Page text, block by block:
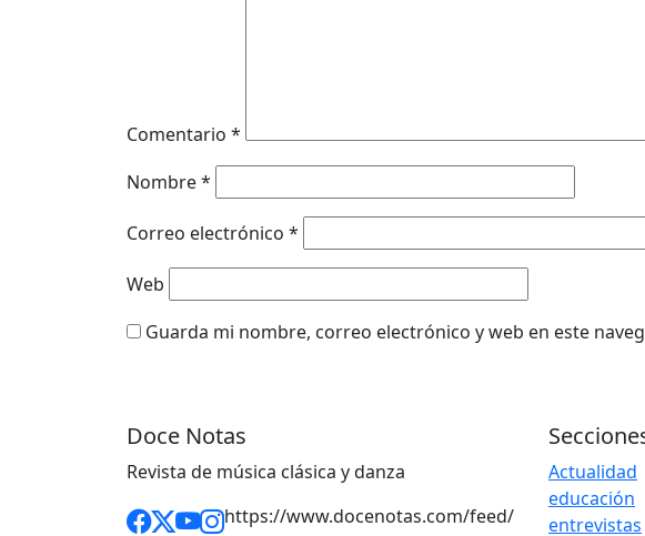
Comentario *
Nombre*
Correo electrónico *
Web
Guarda mi nombre, correo electrónico y web en este
Doce Notas
Revista de música clásica y danza
https://www.docenotas.com/feed/
Actualidad
educación
entrevistas